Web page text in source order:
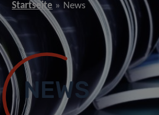
Startseite News
NEWS